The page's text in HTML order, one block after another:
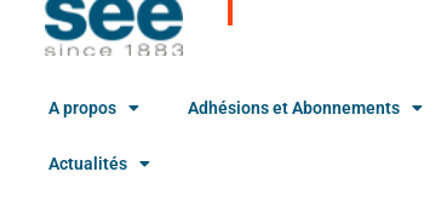
A propos Adhésions et Abonnements
Actualités